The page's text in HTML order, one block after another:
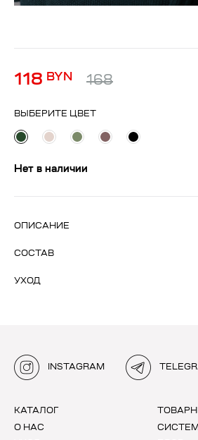
118 BYN 168
ВЫБЕРИТЕ ЦВЕТ
Нет в наличии
ОПИСАНИЕ
СОСТАВ
УХОД
INSTAGRAM
КАТАЛОГ
О НАС